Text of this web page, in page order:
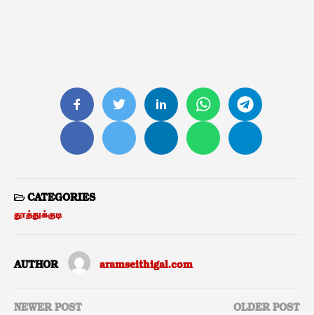
CATEGORIES
தூத்துக்குடி
AUTHOR aramseithigal.com
NEWER POST OLDER POST